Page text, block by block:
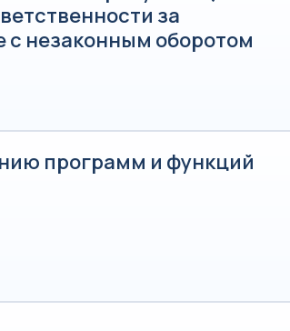
за
с незаконным оборотом
программ и функций